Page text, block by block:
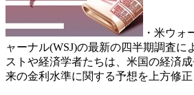
・米ウォ
ャーナル(WSJ)の最新の四半期調査に
ストや経済学者たちは、米国の経済
来の金利水準に関する予想を上方修正